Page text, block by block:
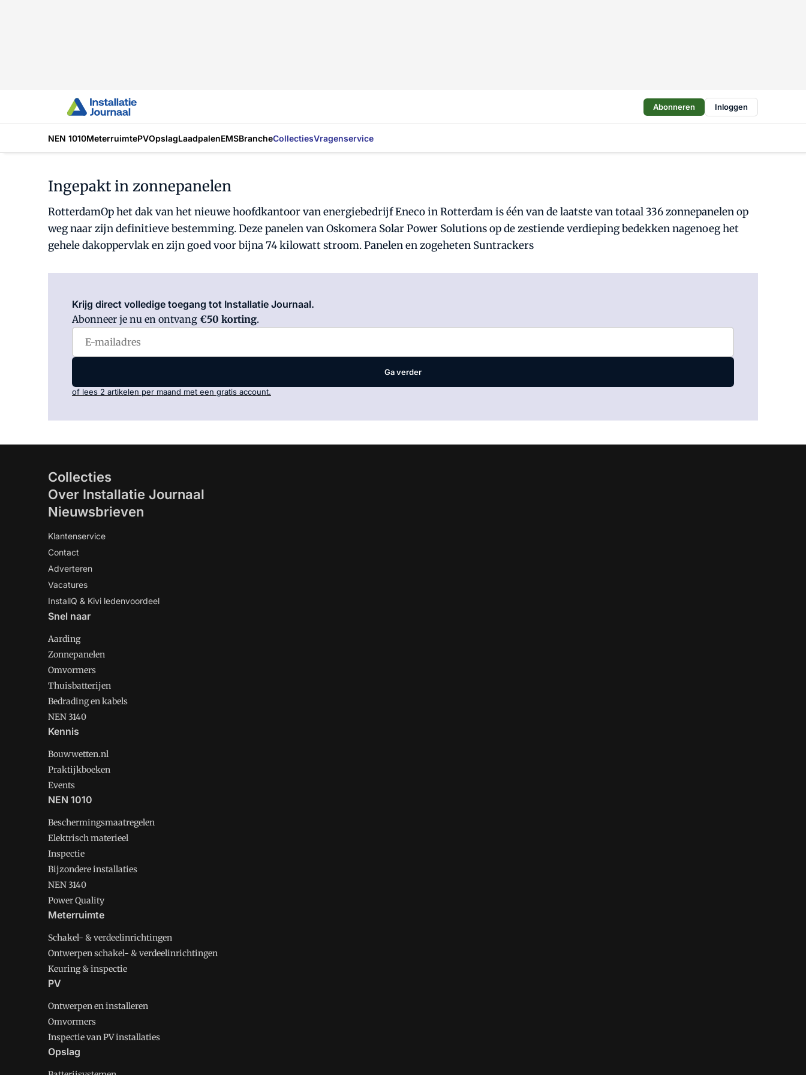
Abonneren Inloggen
NEN 1010MeterruimtePVOpslagLaadpalenEMSBrancheCollectiesVragenservice
Ingepakt in zonnepanelen
RotterdamOp het dak van het nieuwe hoofdkantoor van energiebedrijf Eneco in Rotterdam is één van de laatste van totaal 336 zonnepanelen op
weg naar zijn definitieve bestemming. Deze panelen van Oskomera Solar Power Solutions op de zestiende verdieping bedekken nagenoeg het
gehele dakoppervlak en zijn goed voor bijna 74 kilowatt stroom. Panelen en zogeheten Suntrackers
Krijg direct volledige toegang tot Installatie Journaal.
Abonneer je nu en ontvang €50 korting.
Ga verder
of lees 2 artikelen per maand met een gratis account.
Collecties
Over Installatie Journaal
Nieuwsbrieven
Klantenservice
Contact
Adverteren
Vacatures
InstallQ & Kivi ledenvoordeel
Snel naar
Aarding
Zonnepanelen
Omvormers
Thuisbatterijen
Bedrading en kabels
NEN 3140
Kennis
Bouwwetten.nl
Praktijkboeken
Events
NEN 1010
Beschermingsmaatregelen
Elektrisch materieel
Inspectie
Bijzondere installaties
NEN 3140
Power Quality
Meterruimte
Schakel- & verdeelinrichtingen
Ontwerpen schakel- & verdeelinrichtingen
Keuring & inspectie
PV
Ontwerpen en installeren
Omvormers
Inspectie van PV installaties
Opslag